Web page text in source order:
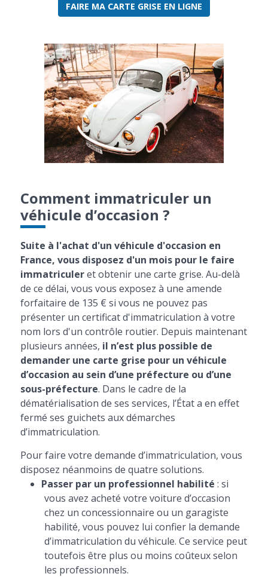
FAIRE MA CARTE GRISE EN LIGNE
Comment immatriculer un
véhicule d’occasion ?
Suite à l'achat d'un véhicule d'occasion en
France, vous disposez d'un mois pour le faire
immatriculeret obtenir une carte grise. Au-delà
de ce délai, vous vous exposez à une amende
forfaitaire de 135 € si vous ne pouvez pas
présenter un certificat d'immatriculation à votre
nom lors d'un contrôle routier. Depuis maintenant
plusieurs années, il n’est plus possible de
demander une carte grise pour un véhicule
d’occasion au sein d’une préfecture ou d’une
sous-préfecture. Dans le cadre de la
dématérialisation de ses services, l’État a en effet
fermé ses guichets aux démarches
d’immatriculation.
Pour faire votre demande d’immatriculation, vous
disposez néanmoins de quatre solutions.
Passer par un professionnel habilité : si
vous avez acheté votre voiture d’occasion
chez un concessionnaire ou un garagiste
habilité, vous pouvez lui confier la demande
d’immatriculation du véhicule. Ce service peut
toutefois être plus ou moins coûteux selon
les professionnels.